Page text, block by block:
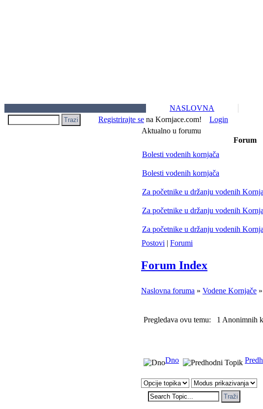
NASLOVNA
Registrirajte se na Kornjace.com! Login
Aktualno u forumu
Forum
Bolesti vodenih kornjača
Bolesti vodenih kornjača
Za početnike u držanju vodenih
Za početnike u držanju vodenih
Za početnike u držanju vodenih
Postovi | Forumi
Forum Index
Naslovna foruma » Vodene Kornjače »
Pregledava ovu temu: 1 Anonimnih
Dno